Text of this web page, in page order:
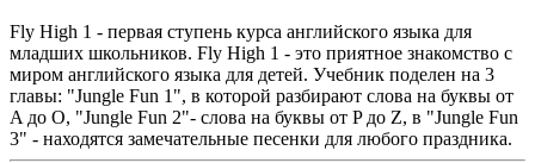
Fly High 1 - первая ступень курса английского языка для
младших школьников. Fly High 1 - это приятное знакомство с
миром английского языка для детей. Учебник поделен на 3
главы: "Jungle Fun 1", в которой разбирают слова на буквы от
A до O, "Jungle Fun 2"- слова на буквы от P до Z, в "Jungle Fun
3" - находятся замечательные песенки для любого праздника.